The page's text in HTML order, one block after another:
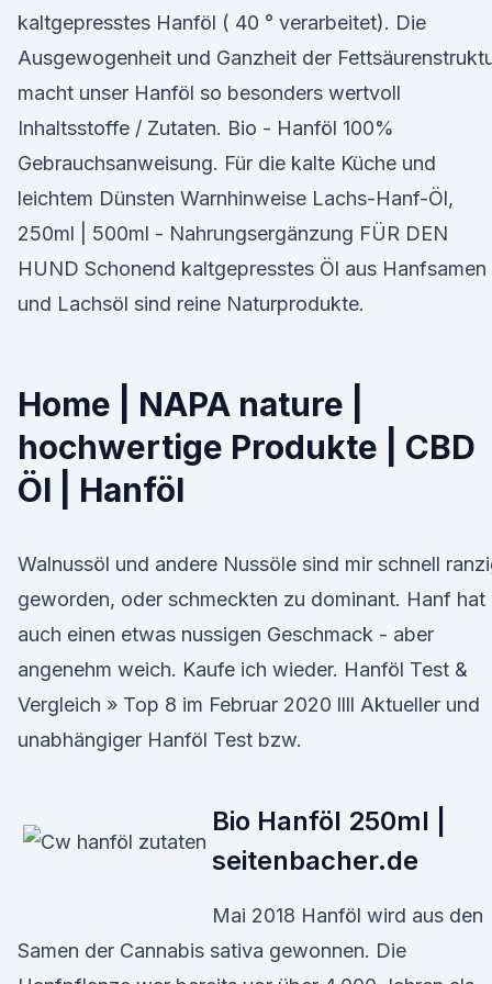
kaltgepresstes Hanföl ( 40 ° verarbeitet). Die
Ausgewogenheit und Ganzheit der
macht unser Hanföl so besonders wertvoll
Inhaltsstoffe / Zutaten. Bio - Hanföl 100%
Gebrauchsanweisung. Für die kalte Küche und
leichtem Dünsten Warnhinweise Lachs-Hanf-Öl,
250ml | 500ml - Nahrungsergänzung FÜR DEN
HUND Schonend kaltgepresstes Öl aus Hanfsamen
und Lachsöl sind reine Naturprodukte.
Home | NAPA nature |
hochwertige Produkte | CBD
Öl | Hanföl
Walnussöl und andere Nussöle sind mir schnell
geworden, oder schmeckten zu dominant. Hanf hat
auch einen etwas nussigen Geschmack - aber
angenehm weich. Kaufe ich wieder. Hanföl Test &
Vergleich » Top 8 im Februar 2020 llll Aktueller und
unabhängiger Hanföl Test bzw.
Bio Hanföl 250ml |
seitenbacher.de
Mai 2018 Hanföl wird aus den
Samen der Cannabis sativa gewonnen. Die